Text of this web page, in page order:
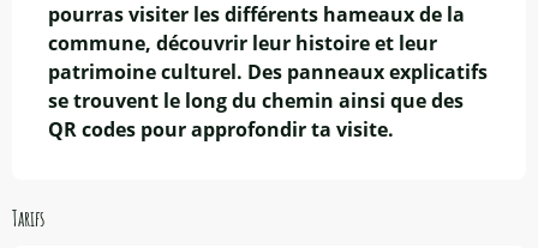
pourras visiter les différents hameaux de la
commune, découvrir leur histoire et leur
patrimoine culturel. Des panneaux explicatifs
se trouvent le long du chemin ainsi que des
QR codes pour approfondir ta visite.
Tarifs